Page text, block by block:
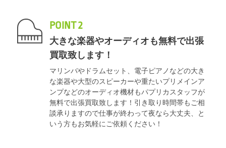
POINT 2
大きな楽器やオーディオも無料で出張
買取致します！
マリンバやドラムセット、電子ピアノなどの大き
な楽器や大型のスピーカーや重たいプリメインア
ンプなどのオーディオ機材もパプリカスタッフが
無料で出張買取致します！引き取り時間帯もご相
談承りますので仕事が終わって夜なら大丈夫、と
いう方もお気軽にご依頼ください！